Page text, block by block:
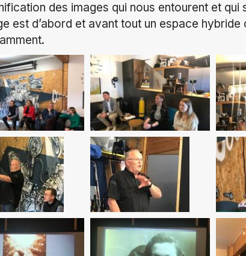
des images qui nous entourent et qui
est d’abord et avant tout un espace hybride